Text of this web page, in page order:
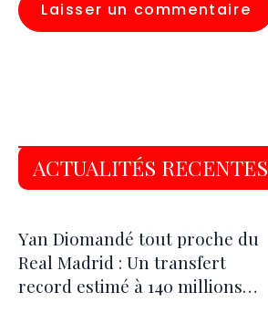
ACTUALITÉS RECENTES
Yan Diomandé tout proche du
Real Madrid : Un transfert
record estimé à 140 millions